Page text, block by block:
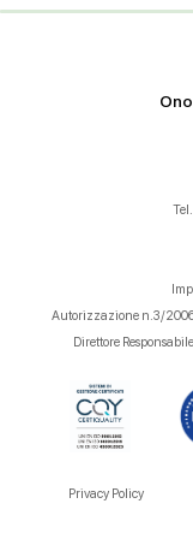
Tel.
Autorizzazione n.3/2006
Direttore
Privacy Policy